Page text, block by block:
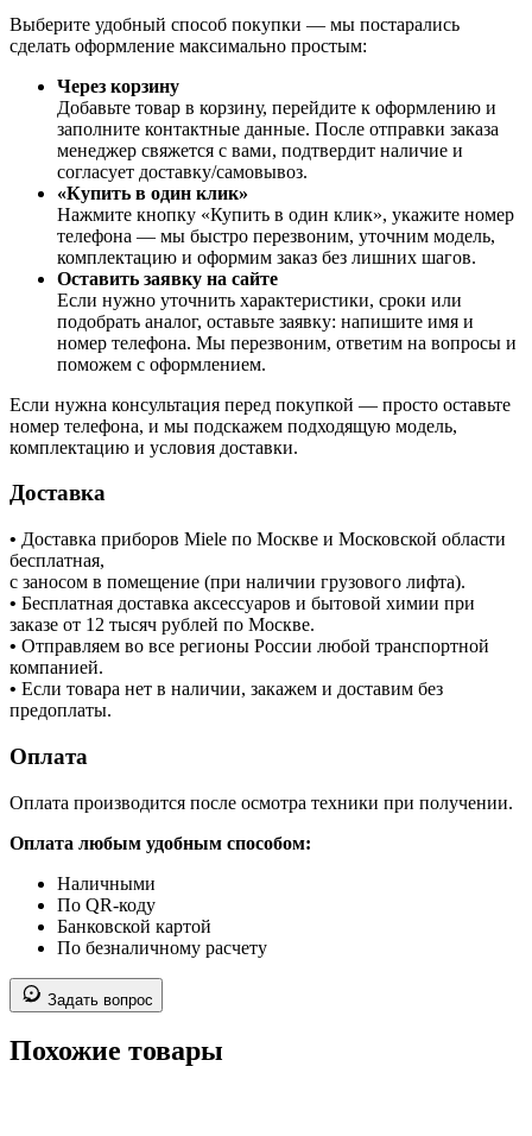
Выберите удобный способ покупки — мы постарались
сделать оформление максимально простым:
Через корзину
Добавьте товар в корзину, перейдите к оформлению и
заполните контактные данные. После отправки заказа
менеджер свяжется с вами, подтвердит наличие и
согласует доставку/самовывоз.
«Купить в один клик»
Нажмите кнопку «Купить в один клик», укажите номер
телефона — мы быстро перезвоним, уточним модель,
комплектацию и оформим заказ без лишних шагов.
Оставить заявку на сайте
Если нужно уточнить характеристики, сроки или
подобрать аналог, оставьте заявку: напишите имя и
номер телефона. Мы перезвоним, ответим на вопросы и
поможем с оформлением.
Если нужна консультация перед покупкой — просто оставьте
номер телефона, и мы подскажем подходящую модель,
комплектацию и условия доставки.
Доставка
• Доставка приборов Miele по Москве и Московской области
бесплатная,
с заносом в помещение (при наличии грузового лифта).
• Бесплатная доставка аксессуаров и бытовой химии при
заказе от 12 тысяч рублей по Москве.
• Отправляем во все регионы России любой транспортной
компанией.
• Если товара нет в наличии, закажем и доставим без
предоплаты.
Оплата
Оплата производится после осмотра техники при получении.
Оплата любым удобным способом:
Наличными
По QR-коду
Банковской картой
По безналичному расчету
Задать вопрос
Похожие товары